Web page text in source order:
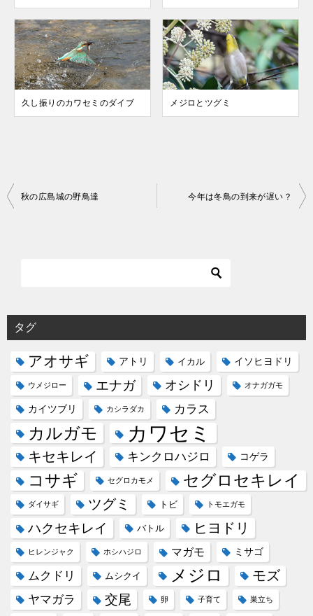
久し振りのカワセミのダイブ メジロとツグミ
投
シ
ン
秋の広島城の野鳥達 今年は冬鳥の到来が遅い？
タグ
アオサギ アトリ イカル イソヒヨドリ
ウメジロー エナガ オシドリ オナガガモ
カイツブリ カシラダカ カラス
カルガモ カワセミ
キセキレイ キンクロハジロ コゲラ
コサギ セグロカモメ セグロセキレイ
ダイサギ ツグミ トビ トモエガモ
ハクセキレイ バトル ヒヨドリ
ヒレンジャク ホシハジロ マガモ ミサゴ
ムクドリ ムシクイ メジロ モズ
ヤマガラ 交尾 卵 子育て 巣立ち